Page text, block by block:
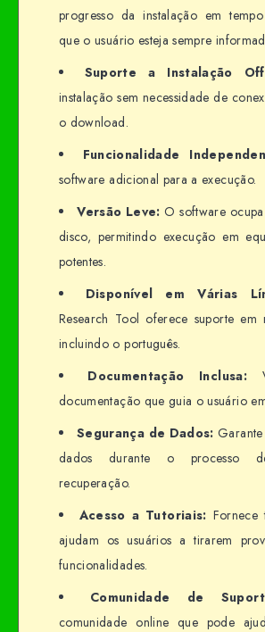
progresso da instalação em
que o usuário esteja sempre
Suporte a Instalação
instalação sem necessidade de
o download.
Funcionalidade
software adicional para a execução.
Versão Leve: O software
disco, permitindo execução em
potentes.
Disponível em Várias
Research Tool oferece suporte em
incluindo o português.
Documentação Inclusa:
documentação que guia o usuário
Segurança de Dados:
dados durante o processo
recuperação.
Acesso a Tutoriais: Fornece
ajudam os usuários a tirarem
funcionalidades.
Comunidade de
comunidade online que pode